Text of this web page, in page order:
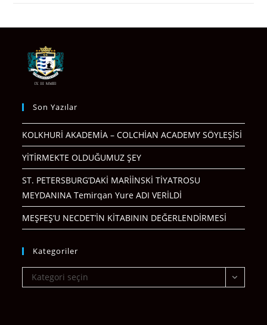
Son Yazılar
KOLKHURİ AKADEMİA – COLCHİAN ACADEMY SÖYLEŞİSİ
YİTİRMEKTE OLDUĞUMUZ ŞEY
ST. PETERSBURG’DAKİ MARİİNSKİ TİYATROSU
MEYDANINA Temirqan Yure ADI VERİLDİ
MEŞFEŞ’U NECDET’İN KİTABININ DEĞERLENDİRMESİ
Kategoriler
Kategoriler
Kategori seçin